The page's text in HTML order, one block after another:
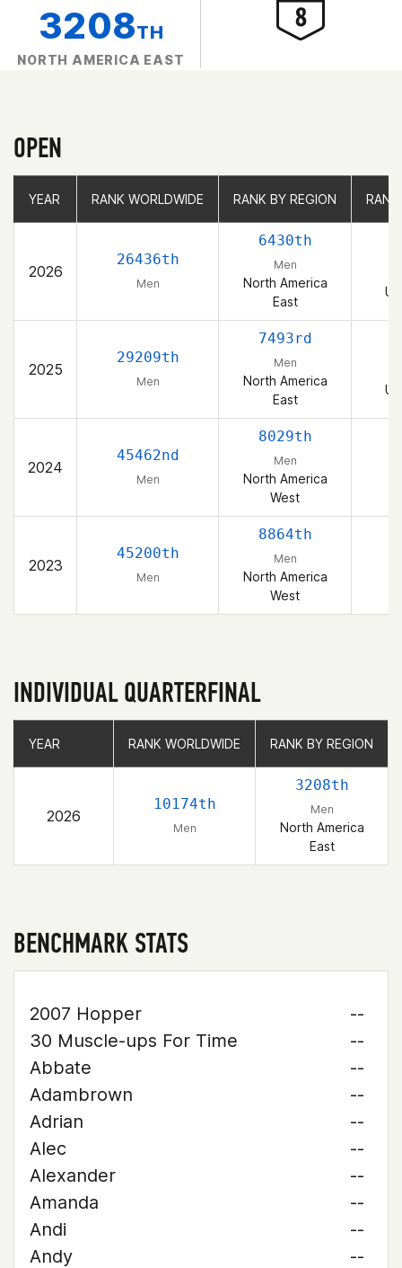
3208TH
NORTH AMERICA EAST
OPEN
YEAR RANK WORLDWIDE RANK BY REGION
2026
26436th
Men
6430th
Men
North America
East
2025
29209th
Men
7493rd
Men
North America
East
2024
45462nd
Men
8029th
Men
North America
West
2023
45200th
Men
8864th
Men
North America
West
YEAR RANK WORLDWIDE RANK BY REGION
INDIVIDUAL QUARTERFINAL
YEAR RANK WORLDWIDE RANK BY REGION
2026
10174th
Men
3208th
Men
North America
East
YEAR RANK WORLDWIDE RANK BY REGION
BENCHMARK STATS
2007 Hopper
--
30 Muscle-ups For Time
--
Abbate
--
Adambrown
--
Adrian
--
Alec
--
Alexander
--
Amanda
--
Andi
--
Andy
--